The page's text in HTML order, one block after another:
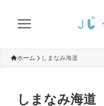
ホーム しまなみ海道
しまなみ海道